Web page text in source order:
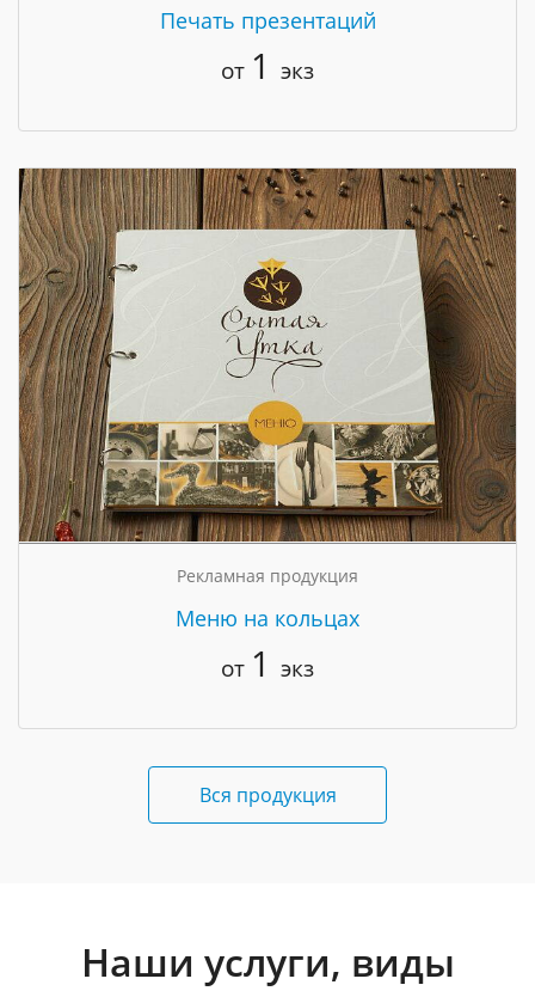
Печать презентаций
от 1 экз
Рекламная продукция
Меню на кольцах
от 1 экз
Вся продукция
Наши услуги, виды